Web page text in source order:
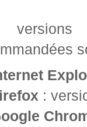
versions
: